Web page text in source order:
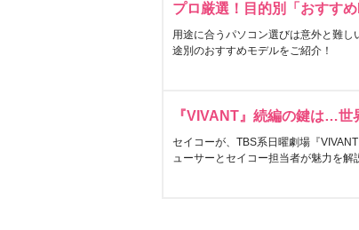
プロ厳選！目的別「おすす
用途に合うパソコン選びは意外と難
途別のおすすめモデルをご紹介！
『VIVANT』続編の鍵は…世
セイコーが、TBS系日曜劇場『
ューサーとセイコー担当者が魅力を解